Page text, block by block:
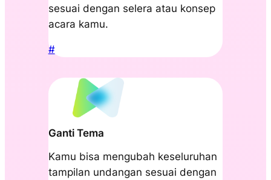
sesuai dengan selera atau konsep
acara kamu.
#
Ganti Tema
Kamu bisa mengubah keseluruhan
tampilan undangan sesuai dengan